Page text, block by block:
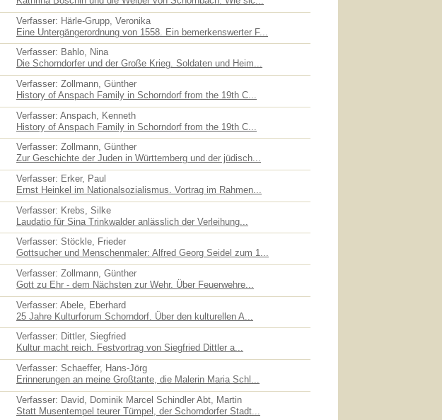
Verfasser: Härle-Grupp, Veronika
Eine Untergängerordnung von 1558. Ein bemerkenswerter F...
Verfasser: Bahlo, Nina
Die Schorndorfer und der Große Krieg. Soldaten und Heim...
Verfasser: Zollmann, Günther
History of Anspach Family in Schorndorf from the 19th C...
Verfasser: Anspach, Kenneth
History of Anspach Family in Schorndorf from the 19th C...
Verfasser: Zollmann, Günther
Zur Geschichte der Juden in Württemberg und der jüdisch...
Verfasser: Erker, Paul
Ernst Heinkel im Nationalsozialismus. Vortrag im Rahmen...
Verfasser: Krebs, Silke
Laudatio für Sina Trinkwalder anlässlich der Verleihung...
Verfasser: Stöckle, Frieder
Gottsucher und Menschenmaler: Alfred Georg Seidel zum 1...
Verfasser: Zollmann, Günther
Gott zu Ehr - dem Nächsten zur Wehr. Über Feuerwehre...
Verfasser: Abele, Eberhard
25 Jahre Kulturforum Schorndorf. Über den kulturellen A...
Verfasser: Dittler, Siegfried
Kultur macht reich. Festvortrag von Siegfried Dittler a...
Verfasser: Schaeffer, Hans-Jörg
Erinnerungen an meine Großtante, die Malerin Maria Schl...
Verfasser: David, Dominik Marcel Schindler Abt, Martin
Statt Musentempel teurer Tümpel, der Schorndorfer Stadt...